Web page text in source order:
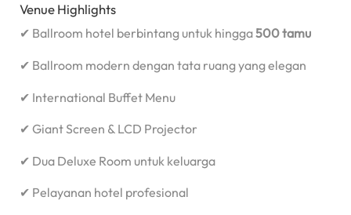
Venue Highlights
✔ Ballroom hotel berbintang untuk hingga500 tamu
✔ Ballroom modern dengan tata ruang yang elegan
✔ International Buffet Menu
✔ Giant Screen & LCD Projector
✔ Dua Deluxe Room untuk keluarga
✔ Pelayanan hotel profesional